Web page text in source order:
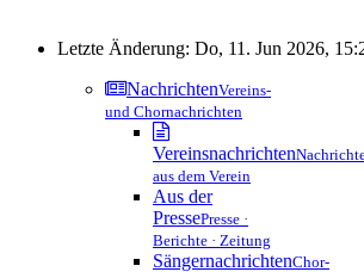
Letzte Änderung: Do, 11. Jun 2026,
NachrichtenVereins-
und Chornachrichten
Vereinsnachrichten
aus dem Verein
Aus der
PressePresse ·
Berichte · Zeitung
SängernachrichtenChor-